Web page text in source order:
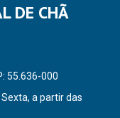
DE CHÃ
55.636-000
a partir das